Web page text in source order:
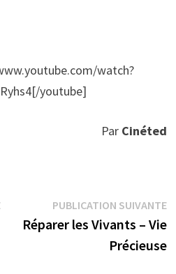
watch?
youtube]
Par Cinéted
Publication
précédente :
PUBLICATION SUIVANTE
Réparer les Vivants – Vie
Précieuse